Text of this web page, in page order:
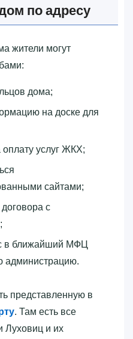
по адресу
жители могут
дома;
на доске для
оплату услуг ЖКХ;
сайтами;
договора с
в ближайший МФЦ
администрацию.
представленную в
. Там есть все
Луховиц и их